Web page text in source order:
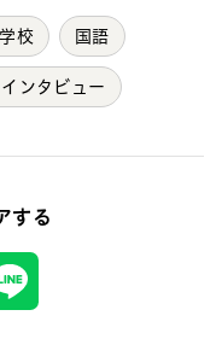
校 国語
ンタビュー
する